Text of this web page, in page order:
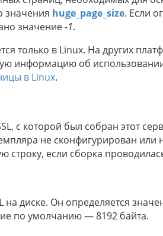
значения huge_page_size. Если
значение-1.
только в Linux. На других
информацию об
в Linux.
с которой был собран этот
не сконфигурирован или
строку, если сборка
диске. Он определяется
по умолчанию — 8192 байта.